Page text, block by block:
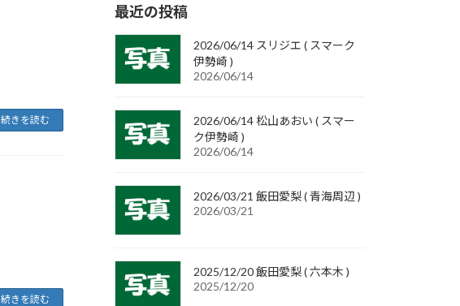
続きを読む
続きを読む
最近の投稿
2026/06/14 スリジエ ( スマーク
伊勢崎 )
2026/06/14
2026/06/14 松山あおい ( スマー
ク伊勢崎 )
2026/06/14
2026/03/21 飯田愛梨 ( 青海周辺 )
2026/03/21
2025/12/20 飯田愛梨 ( 六本木 )
2025/12/20